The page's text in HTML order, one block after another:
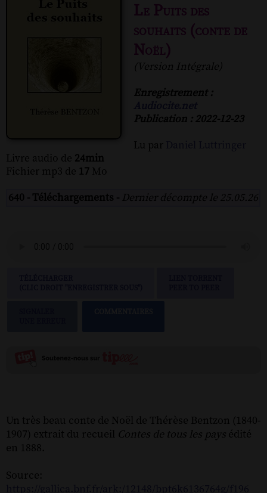
Le Puits des
souhaits (conte de
Noël)
(Version Intégrale)
Enregistrement :
Publication : 2022-12-23
Lu par
Livre audio de 24min
Fichier mp3 de 17 Mo
640 - Téléchargements - Dernier décompte le 25.05.26
Un très beau conte de Noël de Thérèse Bentzon (1840-
1907) extrait du recueil Contes de tous les pays édité
en 1888.
Source: